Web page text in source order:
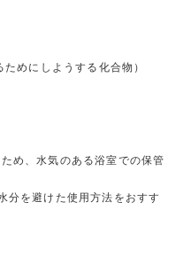
めにしようする化合物）
め、水気のある浴室での保管
分を避けた使用方法をおすす